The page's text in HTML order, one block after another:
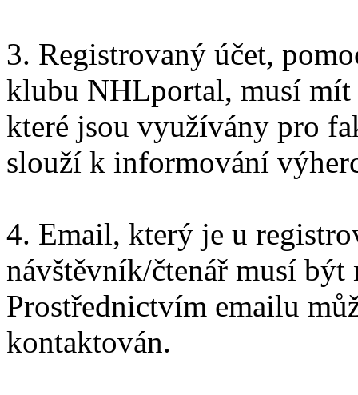
3. Registrovaný účet,
klubu NHLportal, musí mít
které jsou využívány pro
slouží k informování
4. Email, který je u
návštěvník/čtenář musí
Prostřednictvím emailu
kontaktován.